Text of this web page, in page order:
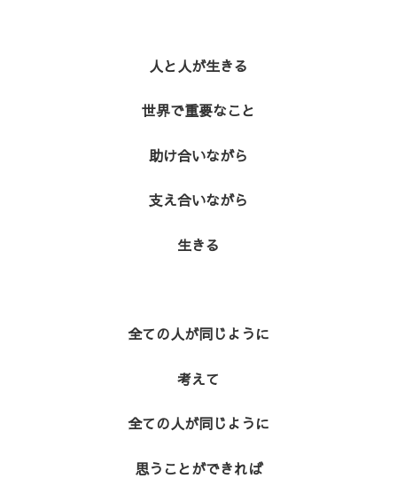
人と人が生きる
世界で重要なこと
助け合いながら
支え合いながら
生きる
全ての人が同じように
考えて
全ての人が同じように
思うことができれば